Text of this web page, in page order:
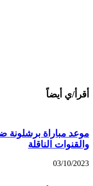
أقرأ/ي أيضاً
موعد مباراة برشلونة
والقنوات الناقلة
03/10/2023